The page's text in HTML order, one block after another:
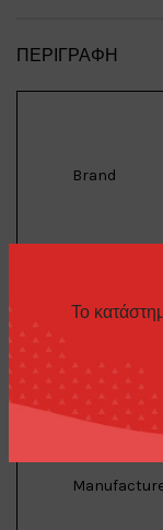
Το
ΠΕΡΙΓΡΑΦΉ
Brand
Description